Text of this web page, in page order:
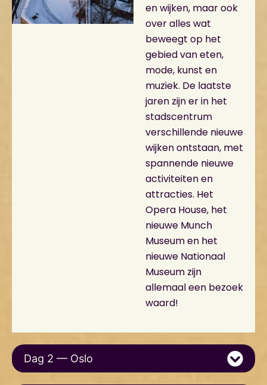
en wijken, maar ook
over alles wat
beweegt op het
gebied van eten,
mode, kunst en
muziek. De laatste
jaren zijn er in het
stadscentrum
verschillende nieuwe
wijken ontstaan, met
spannende nieuwe
activiteiten en
attracties. Het
Opera House, het
nieuwe Munch
Museum en het
nieuwe Nationaal
Museum zijn
allemaal een bezoek
waard!
Dag 2 — Oslo